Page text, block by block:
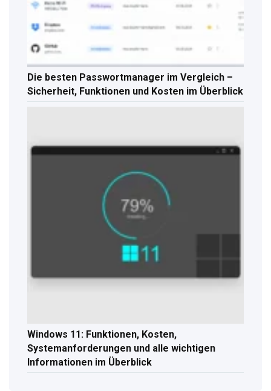
Die besten Passwortmanager im Vergleich –
Sicherheit, Funktionen und Kosten im Überblick
Windows 11: Funktionen, Kosten,
Systemanforderungen und alle wichtigen
Informationen im Überblick